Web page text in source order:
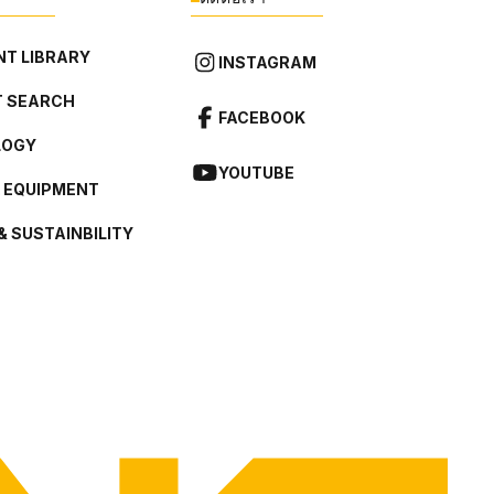
LIBRARY
SEARCH
SUSTAINBILITY
INSTAGRAM
FACEBOOK
YOUTUBE